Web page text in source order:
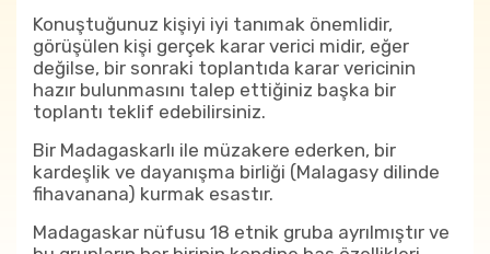
Konuştuğunuz kişiyi iyi tanımak önemlidir,
görüşülen kişi gerçek karar verici midir, eğer
değilse, bir sonraki toplantıda karar vericinin
hazır bulunmasını talep ettiğiniz başka bir
toplantı teklif edebilirsiniz.
Bir Madagaskarlı ile müzakere ederken, bir
kardeşlik ve dayanışma birliği (Malagasy dilinde
fihavanana) kurmak esastır.
Madagaskar nüfusu 18 etnik gruba ayrılmıştır ve